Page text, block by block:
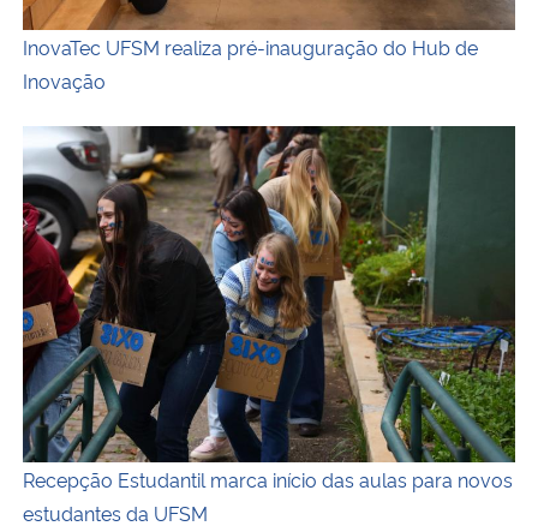
InovaTec UFSM realiza pré-inauguração do Hub de
Inovação
Fotografia colorida na horizontal de uma atividade de
Recepção Estudantil marca início das aulas para novos
estudantes da UFSM